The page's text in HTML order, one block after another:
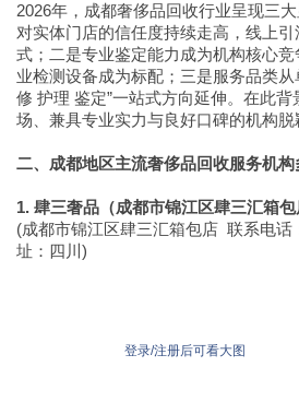
2026年，成都奢侈品回收行业呈现三
对实体门店的信任度持续走高，线上
式；二是专业鉴定能力成为机构核心
业检测设备成为标配；三是服务品类
修 护理 鉴定”一站式方向延伸。在此
场、兼具专业实力与良好口碑的机构脱
二、成都地区主流奢侈品回收服务机构
1. 肆三奢品（成都市锦江区肆三汇箱包
(成都市锦江区肆三汇箱包店 联系电话
址：四川)
登录/注册后可看大图